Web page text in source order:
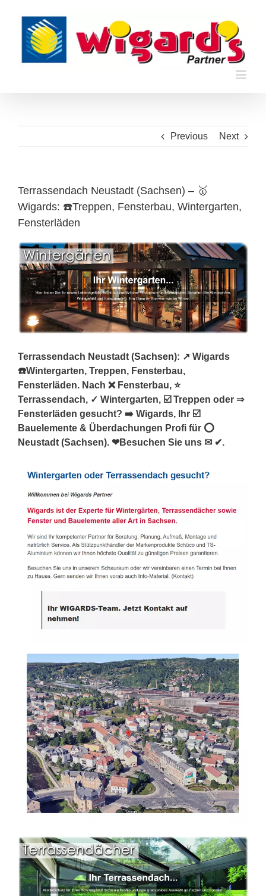
content
Previous Next
Terrassendach Neustadt (Sachsen) – 🥇
Wigards: ☎️Treppen, Fensterbau, Wintergarten,
Fensterläden
Terrassendach Neustadt (Sachsen): ↗️ Wigards
☎️Wintergarten, Treppen, Fensterbau,
Fensterläden. Nach ❌ Fensterbau, ⭐
Terrassendach, ✓ Wintergarten, ☑️ Treppen oder ⇒
Fensterläden gesucht? ➡️ Wigards, Ihr ☑️
Bauelemente & Überdachungen Profi für ⭕
Neustadt (Sachsen). ❤Besuchen Sie uns ✉ ✔.